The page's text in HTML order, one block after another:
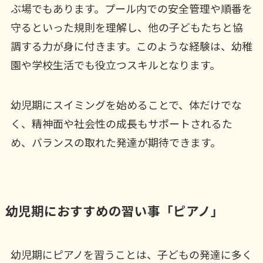
ぶ場でもあります。プール内での安全管理や順番を
守るといった規則を理解し、他の子どもたちと協
調する力が身に付きます。このような経験は、幼稚
園や学校生活でも役立つスキルとなります。
幼児期にスイミングを始めることで、体だけでな
く、精神面や社会性の成長もサポートされるた
め、バランスの取れた発達が期待できます。
幼児期におすすめの習い事「ピアノ」
幼児期にピアノを習うことは、子どもの発達に多く